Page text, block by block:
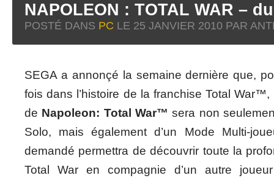
NAPOLEON : TOTAL WAR –
POSTÉ DANS PC LE 25 JANVIER 2010 PAR
SEGA a annonçé la semaine dernière que,
fois dans l’histoire de la franchise Total
de Napoleon: Total War™ sera non
Solo, mais également d’un Mode Multi-
demandé permettra de découvrir toute la
Total War en compagnie d’un autre